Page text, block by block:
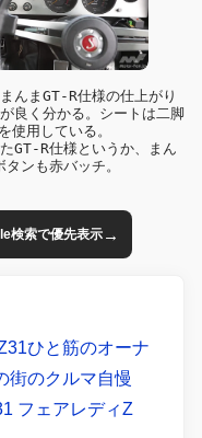
んまGT-R仕様の仕上がり
良く分かる。シートは二脚
使用している。
GT-R仕様というか、まん
ンも赤バッチ。
検索で優先表示→
ひと筋のオーナ
街のクルマ自慢
フェアレディZ